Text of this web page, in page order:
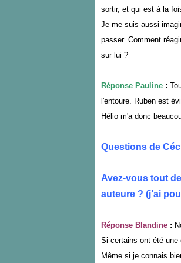
sortir, et qui est à la
Je me suis aussi
passer. Comment
sur lui ?
Réponse Pauline :
l'entoure. Ruben est
Hélio m'a donc
Questions de
Avez-vous tout
auteure ? (j’ai
Réponse Blandine :
Si certains ont été une
Même si je connais